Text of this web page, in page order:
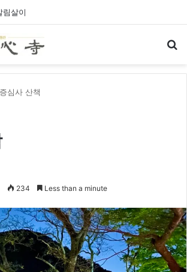
살이
증심사 산책
234 Less than a minute